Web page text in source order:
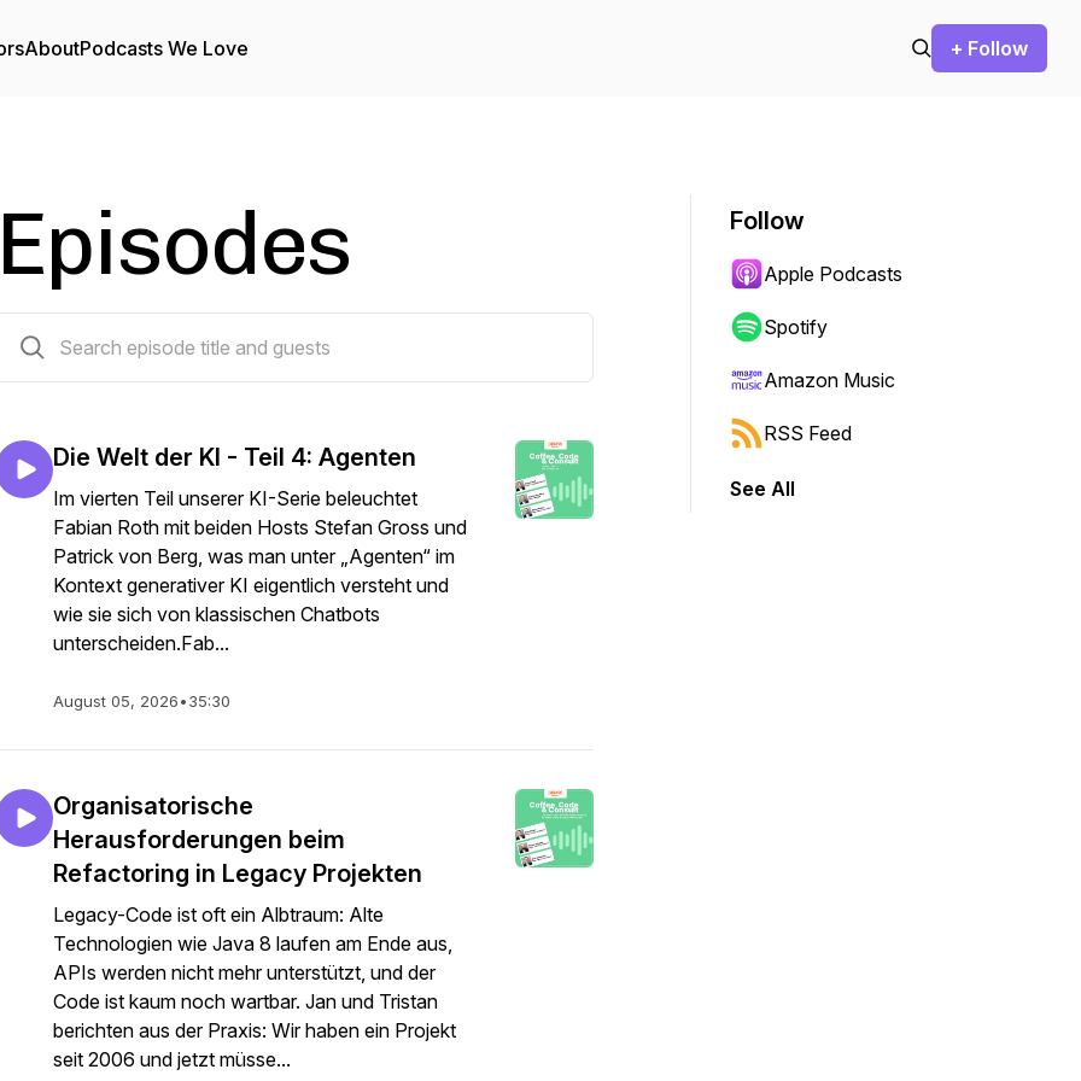
AboutPodcasts We Love + Follow
Episodes
Die Welt der KI - Teil 4: Agenten
Im vierten Teil unserer KI-Serie beleuchtet
Fabian Roth mit beiden Hosts Stefan Gross und
Patrick von Berg, was man unter „Agenten“ im
Kontext generativer KI eigentlich versteht und
wie sie sich von klassischen Chatbots
unterscheiden.Fab...
August 05, 2026•35:30
Organisatorische
Herausforderungen beim
Refactoring in Legacy Projekten
Legacy-Code ist oft ein Albtraum: Alte
Technologien wie Java 8 laufen am Ende aus,
APIs werden nicht mehr unterstützt, und der
Code ist kaum noch wartbar. Jan und Tristan
berichten aus der Praxis: Wir haben ein Projekt
seit 2006 und jetzt müsse...
Follow
Apple Podcasts
Spotify
Amazon Music
RSS Feed
See All